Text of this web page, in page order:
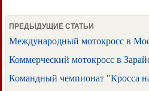
ПРЕДЫДУЩИЕ СТАТЬИ
Международный мотокросс в
Коммерческий мотокросс в
Командный чемпионат "Кросса